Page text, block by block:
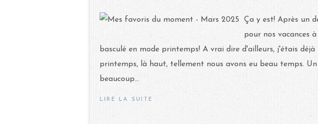
Ça y est! Après un
pour nos vacances
basculé en mode printemps! A vrai dire d'ailleurs, j'étais déjà
printemps, là haut, tellement nous avons eu beau temps.
beaucoup...
LIRE LA SUITE